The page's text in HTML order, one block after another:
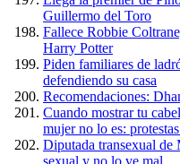
Guillermo del Toro
Fallece Robbie
Harry Potter
Piden familiares de
defendiendo su casa
Recomendaciones:
Cuando mostrar tu
mujer no lo es:
Diputada transexual de
sexual y no lo ve mal